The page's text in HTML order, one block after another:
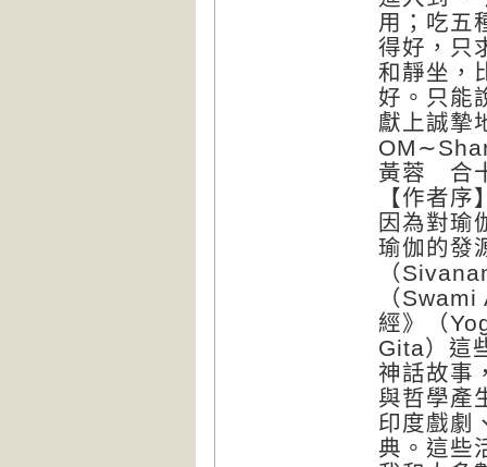
用；吃五
得好，只
和靜坐，
好。只能
獻上誠摯
黃蓉 合
【作者
因為對瑜
瑜伽的發
（
（
經》（
Gita）這
神話故事
與哲學產
印度戲劇
典。這些